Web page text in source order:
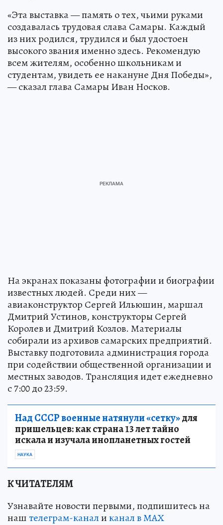
«Эта выставка — память о тех, чьими руками
создавалась трудовая слава Самары. Каждый
из них родился, трудился и был удостоен
высокого звания именно здесь. Рекомендую
всем жителям, особенно школьникам и
студентам, увидеть ее накануне Дня Победы»,
— сказал глава Самары Иван Носков.
На экранах показаны фотографии и биографии
известных людей. Среди них —
авиаконструктор Сергей Ильюшин, маршал
Дмитрий Устинов, конструкторы Сергей
Королев и Дмитрий Козлов. Материалы
собирали из архивов самарских предприятий.
Выставку подготовила администрация города
при содействии общественной организации и
местных заводов. Трансляция идет ежедневно
с 7:00 до 23:59.
Над СССР военные натянули «сетку»для
пришельцев: как страна 13 лет тайно
искала и изучала инопланетных гостей
НАУКА
К ЧИТАТЕЛЯМ
Узнавайте новости первыми, подпишитесь на
наштелеграм-каналиканал в МАХ